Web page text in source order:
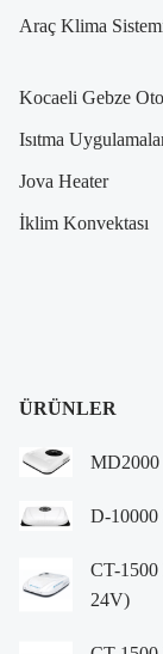
Araç Klima
Kocaeli Gebze
Isıtma
Jova Heater
İklim Konvektası
ÜRÜNLER
MD2000
D-10000
CT-
24V)